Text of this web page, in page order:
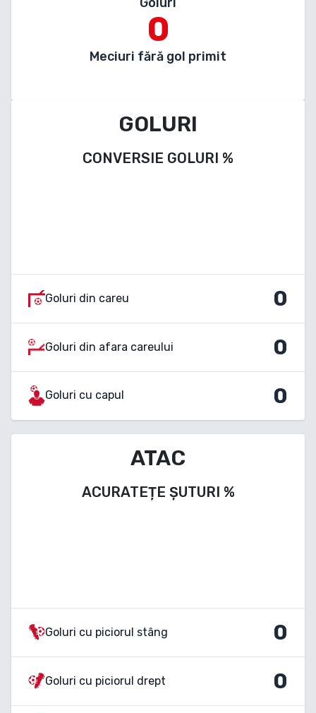
0
Meciuri fără gol primit
GOLURI
CONVERSIE GOLURI %
Goluri din careu 0
Goluri din afara careului 0
Goluri cu capul 0
ATAC
ACURATEȚE ȘUTURI %
Goluri cu piciorul stâng 0
Goluri cu piciorul drept 0